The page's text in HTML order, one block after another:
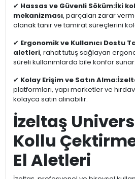
✔ Hassas ve Güvenli Söküm:İki
mekanizması, parçaları zarar
olanak tanır ve tamirat süreçlerini
✔ Ergonomik ve Kullanıcı Dostu
aletleri, rahat tutuş sağlayan
süreli kullanımlarda bile konfor sunar.
✔ Kolay Erişim ve Satın Alma:
platformları, yapı marketler ve
kolayca satın alınabilir.
İzeltaş
Kollu
El Aletleri